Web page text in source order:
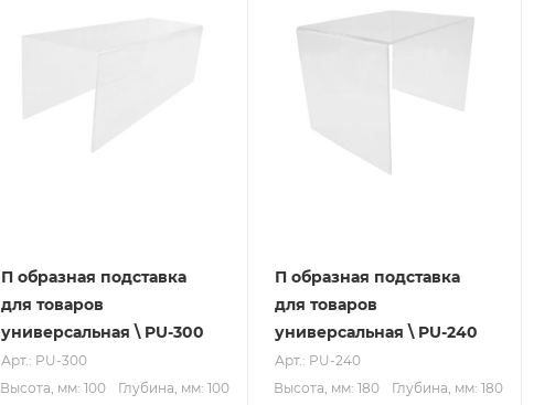
П образная подставка
для товаров
универсальная \ PU-300
Арт.: PU-300
Высота, мм: 100
Глубина, мм: 100
П образная подставка
для товаров
универсальная \ PU-240
Арт.: PU-240
Высота, мм: 180
Глубина, мм: 180